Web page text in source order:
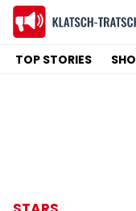
TOP STORIES